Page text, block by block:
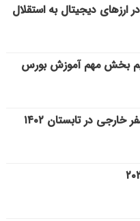
ارزهای دیجیتال به استقلال
بخش مهم آموزش بورس
خارجی در تابستان ۱۴۰۲